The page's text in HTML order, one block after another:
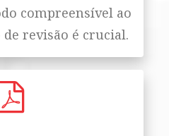
compreensível ao
revisão é crucial.